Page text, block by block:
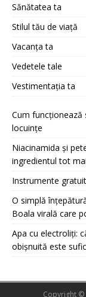
Sănătatea ta
Stilul tău de viață
Vacanța ta
Vedetele tale
Vestimentația ta
Cum funcționează
locuințe
Niacinamida și
ingredientul tot
Instrumente
O simplă
Boala virală care
Apa cu electroliți:
obișnuită este
Copyright ©